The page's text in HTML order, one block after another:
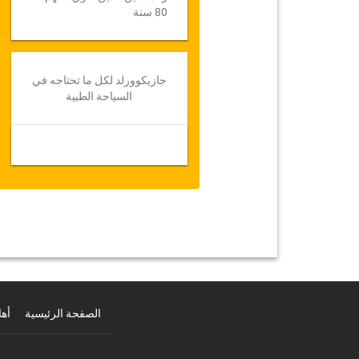
80 سنة
جازيكوورلد لكل ما تحتاجه في
السياحة الطبية
الصفحة الرئيسية